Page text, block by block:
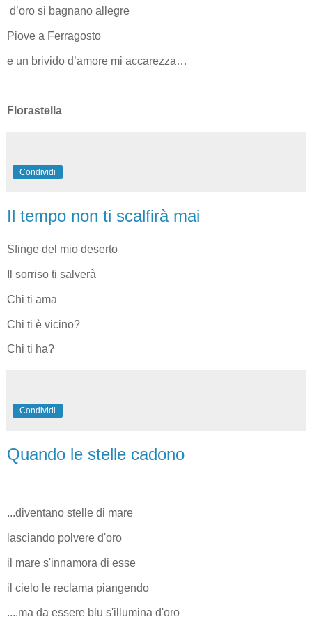
d’oro si bagnano allegre
Piove a Ferragosto
e un brivido d’amore mi accarezza…
Florastella
Condividi
Il tempo non ti scalfirà mai
Sfinge del mio deserto
Il sorriso ti salverà
Chi ti ama
Chi ti è vicino?
Chi ti ha?
Condividi
Quando le stelle cadono
...diventano stelle di mare
lasciando polvere d'oro
il mare s'innamora di esse
il cielo le reclama piangendo
....ma da essere blu s'illumina d'oro